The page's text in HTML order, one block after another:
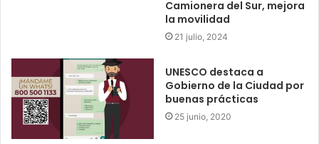
Camionera del Sur, mejora
la movilidad
21 julio, 2024
UNESCO destaca a
Gobierno de la Ciudad por
buenas prácticas
25 junio, 2020